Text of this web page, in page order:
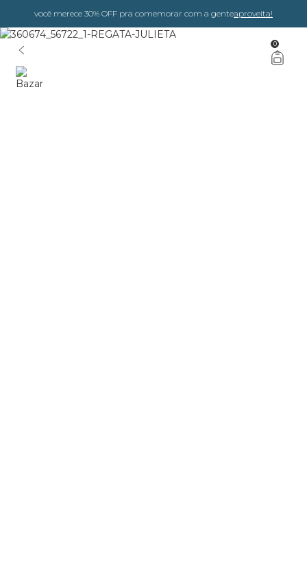
você merece 30% OFF pra comemorar com a genteaproveita!
0